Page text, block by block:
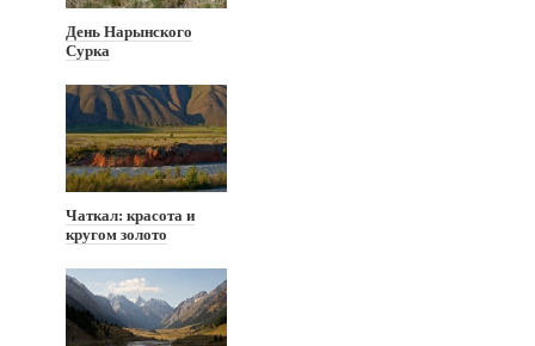
День Нарынского
Сурка
Чаткал: красота и
кругом золото